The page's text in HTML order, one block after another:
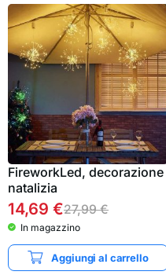
FireworkLed, decorazione
natalizia
14,69 €27,99€
In magazzino
Aggiungi al carrello